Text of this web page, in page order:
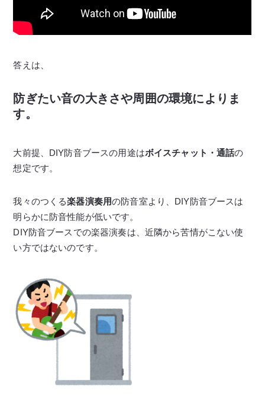
答えは、
防ぎたい音の大きさや周囲の環境によりま
す。
大前提、DIY防音ブースの用途はボイスチャット・通話の
想定です。
我々のつくる楽器演奏用の防音室より、DIY防音ブースは
明らかに防音性能が低いです。
DIY防音ブースでの楽器演奏は、近隣から苦情がこない使
い方ではないのです。